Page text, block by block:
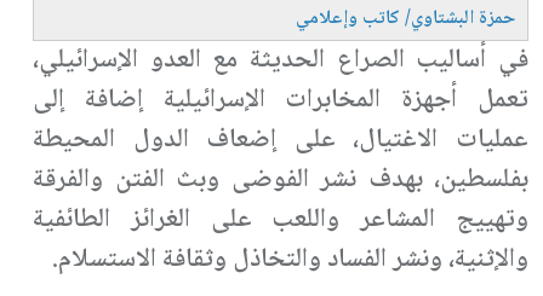
حمزة البشتاوي/كاتب وإعلامي
في أساليب الصراع الحديثة مع العدو الإسرائيلي،
تعمل أجهزة المخابرات الإسرائيلية إضافة إلى
عمليات الاغتيال، على إضعاف الدول المحيطة
بفلسطين، بهدف نشر الفوضى وبث الفتن والفرقة
وتهييج المشاعر واللعب على الغرائز الطائفية
والإثنية، ونشر الفساد والتخاذل وثقافة الاستسلام.